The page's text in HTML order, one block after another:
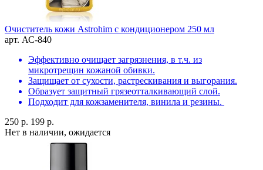
Очиститель кожи Astrohim с кондиционером 250 мл
арт. АС-840
Эффективно очищает загрязнения, в т.ч. из
микротрещин кожаной обивки.
Защищает от сухости, растрескивания и выгорания.
Образует защитный грязеотталкивающий слой.
Подходит для кожзаменителя, винила и резины.
250 р. 199 р.
Нет в наличии, ожидается